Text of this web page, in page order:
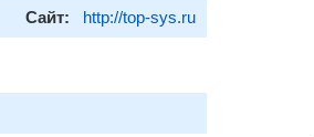
Сайт: http://top-sys.ru